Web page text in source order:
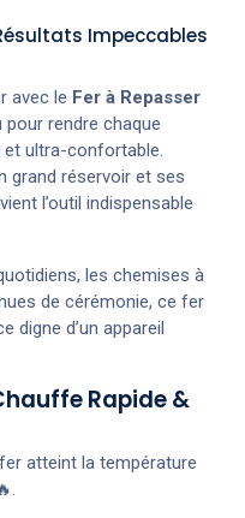
Impeccables
avec le Fer à Repasser
rendre chaque
et ultra-confortable.
grand réservoir et ses
l’outil indispensable
les chemises à
de cérémonie, ce fer
digne d’un appareil
Rapide &
atteint la température